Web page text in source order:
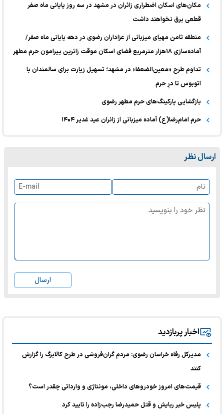
مکان‌های اسکان اضطراری زائران در مشهد در سه روز پایانی ماه صفر
قطعی برق نخواهند داشت
منطقه ثامن مهیای میزبانی از عزاداران رضوی در دهه پایانی ماه صفر/
آماده‌سازی ۱۸هزار مترمربع فضای اسکان موقت زائرین پیرامون حرم مطهر
تداوم طرح «معین‌الضعفا» در مشهد؛ تسهیل زیارت برای سالمندان با
اتوبوس تا درِ حرم
بازگشایی پارکینگ‌های حرم مطهر رضوی
حرم امام‌رضا(ع) آماده میزبانی از زائران عید غدیر ۱۴۰۴
ارسال نظر
ارسال
اخبار پربازدید
مدیرکل رفاه خراسان رضوی: مردم گران‌فروشی در طرح کالابرگ را گزارش
کنند
قیمت‌های امروز خودرو‌های داخلی، مونتاژی و وارداتی چقدر است؟
پلیس خبر ربایش و قتل حمیدرضا رجب‌زاده را تایید کرد